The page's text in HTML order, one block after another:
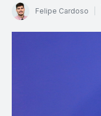
Felipe Cardoso